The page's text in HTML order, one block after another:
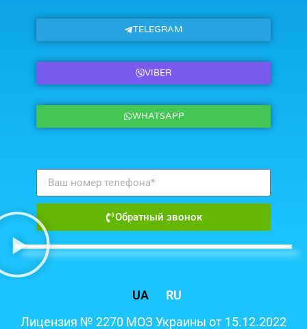
TELEGRAM
VIBER
WHATSAPP
Обратный звонок
Лицензия № 2270 МОЗ Украины от 15.12.2022
UA RU